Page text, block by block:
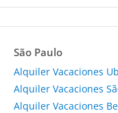
São Paulo
Alquiler Vacaciones
Alquiler Vacaciones
Alquiler Vacaciones